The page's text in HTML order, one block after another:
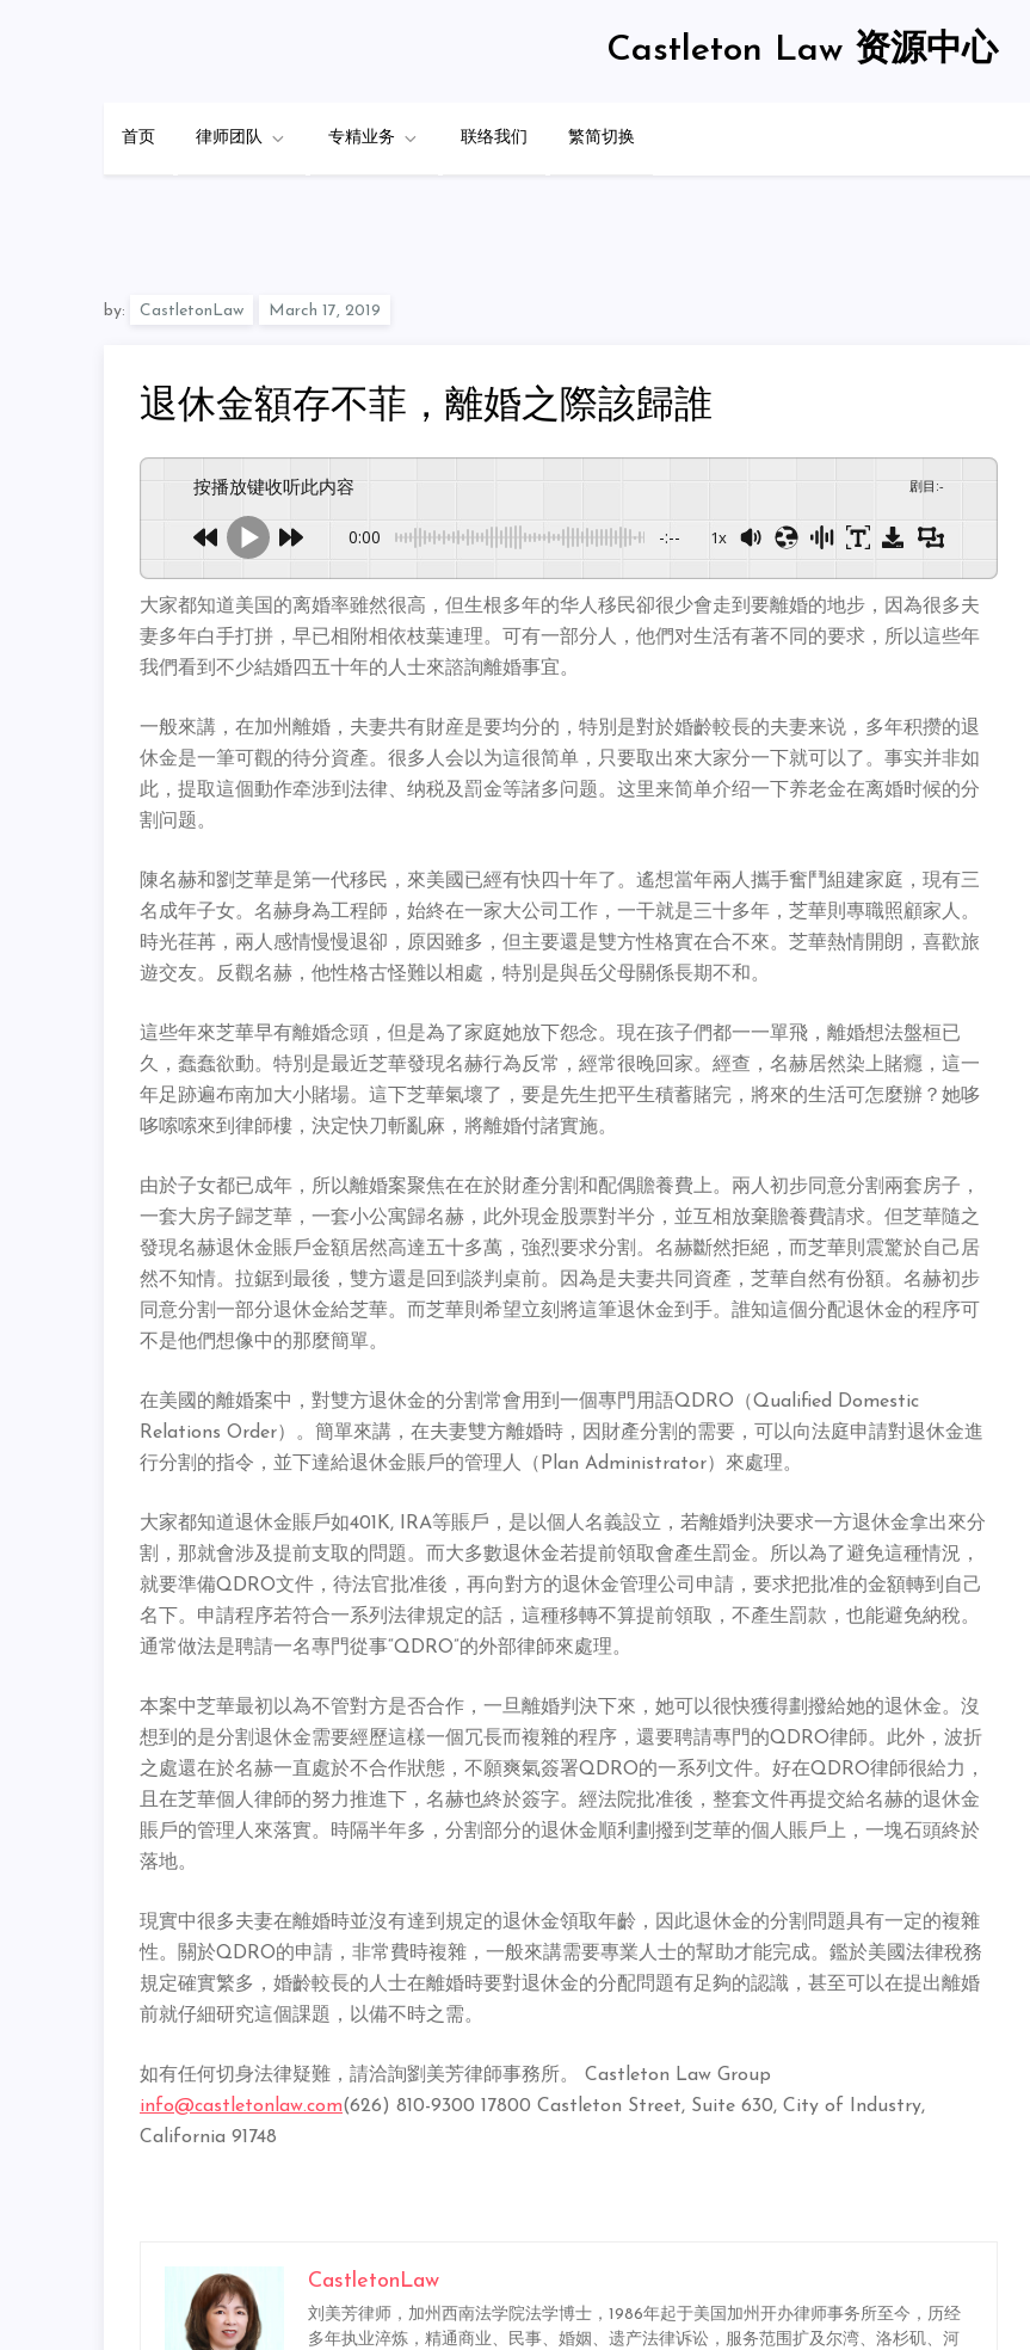
Castleton Law 资源中心
首页 律师团队 专精业务 联络我们 繁简切换
by: CastletonLaw
退休金額存不菲，離婚之際該歸誰
按播放键收听此内容 剧目 :-
0:00 -:-- 1x
大家都知道美国的离婚率雖然很高，但生根多年的华人移民卻很少會走到要離婚的地步，因為很多夫
妻多年白手打拼，早已相附相依枝葉連理。可有一部分人，他們对生活有著不同的要求，所以這些年
我們看到不少結婚四五十年的人士來諮詢離婚事宜。
一般來講，在加州離婚，夫妻共有財産是要均分的，特別是對於婚齡較長的夫妻来说，多年积攒的退
休金是一筆可觀的待分資產。很多人会以为這很简单，只要取出來大家分一下就可以了。事实并非如
此，提取這個動作牵涉到法律、纳税及罰金等諸多问题。这里来简单介绍一下养老金在离婚时候的分
割问题。
陳名赫和劉芝華是第一代移民，來美國已經有快四十年了。遙想當年兩人攜手奮鬥組建家庭，現有三
名成年子女。名赫身為工程師，始終在一家大公司工作，一干就是三十多年，芝華則專職照顧家人。
時光荏苒，兩人感情慢慢退卻，原因雖多，但主要還是雙方性格實在合不來。芝華熱情開朗，喜歡旅
遊交友。反觀名赫，他性格古怪難以相處，特別是與岳父母關係長期不和。
這些年來芝華早有離婚念頭，但是為了家庭她放下怨念。現在孩子們都一一單飛，離婚想法盤桓已
久，蠢蠢欲動。特別是最近芝華發現名赫行為反常，經常很晚回家。經查，名赫居然染上賭癮，這一
年足跡遍布南加大小賭場。這下芝華氣壞了，要是先生把平生積蓄賭完，將來的生活可怎麼辦？她哆
哆嗦嗦來到律師樓，決定快刀斬亂麻，將離婚付諸實施。
由於子女都已成年，所以離婚案聚焦在在於財產分割和配偶贍養費上。兩人初步同意分割兩套房子，
一套大房子歸芝華，一套小公寓歸名赫，此外現金股票對半分，並互相放棄贍養費請求。但芝華隨之
發現名赫退休金賬戶金額居然高達五十多萬，強烈要求分割。名赫斷然拒絕，而芝華則震驚於自己居
然不知情。拉鋸到最後，雙方還是回到談判桌前。因為是夫妻共同資產，芝華自然有份額。名赫初步
同意分割一部分退休金給芝華。而芝華則希望立刻將這筆退休金到手。誰知這個分配退休金的程序可
不是他們想像中的那麼簡單。
在美國的離婚案中，對雙方退休金的分割常會用到一個專門用語QDRO（Qualified Domestic
Relations Order）。簡單來講，在夫妻雙方離婚時，因財產分割的需要，可以向法庭申請對退休金進
行分割的指令，並下達給退休金賬戶的管理人（Plan Administrator）來處理。
大家都知道退休金賬戶如401K, IRA等賬戶，是以個人名義設立，若離婚判決要求一方退休金拿出來分
割，那就會涉及提前支取的問題。而大多數退休金若提前領取會產生罰金。所以為了避免這種情況，
就要準備QDRO文件，待法官批准後，再向對方的退休金管理公司申請，要求把批准的金額轉到自己
名下。申請程序若符合一系列法律規定的話，這種移轉不算提前領取，不產生罰款，也能避免納稅。
通常做法是聘請一名專門從事“QDRO”的外部律師來處理。
本案中芝華最初以為不管對方是否合作，一旦離婚判決下來，她可以很快獲得劃撥給她的退休金。沒
想到的是分割退休金需要經歷這樣一個冗長而複雜的程序，還要聘請專門的QDRO律師。此外，波折
之處還在於名赫一直處於不合作狀態，不願爽氣簽署QDRO的一系列文件。好在QDRO律師很給力，
且在芝華個人律師的努力推進下，名赫也終於簽字。經法院批准後，整套文件再提交給名赫的退休金
賬戶的管理人來落實。時隔半年多，分割部分的退休金順利劃撥到芝華的個人賬戶上，一塊石頭終於
落地。
現實中很多夫妻在離婚時並沒有達到規定的退休金領取年齡，因此退休金的分割問題具有一定的複雜
性。關於QDRO的申請，非常費時複雜，一般來講需要專業人士的幫助才能完成。鑑於美國法律稅務
規定確實繁多，婚齡較長的人士在離婚時要對退休金的分配問題有足夠的認識，甚至可以在提出離婚
前就仔細研究這個課題，以備不時之需。
如有任何切身法律疑難，請洽詢劉美芳律師事務所。 Castleton Law Group
info@castletonlaw.com(626) 810-9300 17800 Castleton Street, Suite 630, City of Industry,
California 91748
CastletonLaw
刘美芳律师，加州西南法学院法学博士，1986年起于美国加州开办律师事务所至今，历经
多年执业淬炼，精通商业、民事、婚姻、遗产法律诉讼，服务范围扩及尔湾、洛杉矶、河